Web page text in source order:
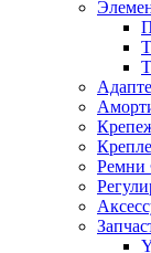
Ремни